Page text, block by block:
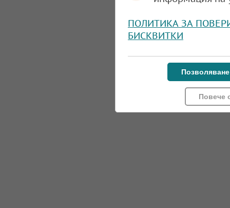
ПОЛИТИКА ЗА
БИСКВИТКИ
Повече